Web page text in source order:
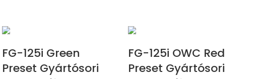
FG-125i Green
Preset Gyártósori
FG-125i OWC Red
Preset Gyártósori